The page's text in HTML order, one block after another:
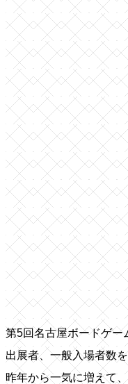
第5回名古屋ボードゲー
出展者、一般入場者数
昨年から一気に増えて